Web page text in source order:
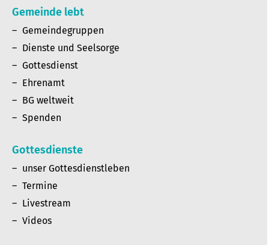
Gemeinde lebt
Gemeindegruppen
Dienste und Seelsorge
Gottesdienst
Ehrenamt
BG weltweit
Spenden
Gottesdienste
unser Gottesdienstleben
Termine
Livestream
Videos